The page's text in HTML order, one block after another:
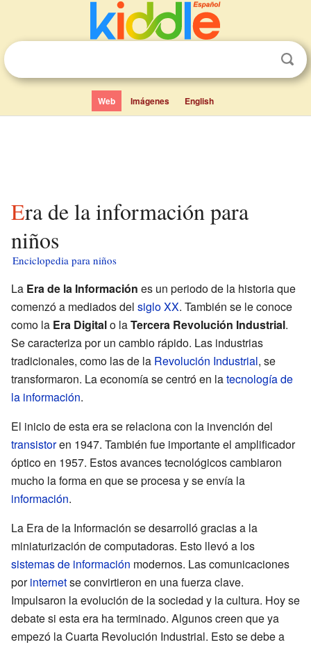
Web Imágenes English
Era de la información para
niños
Enciclopedia para niños
La Era de la Información es un periodo de la historia que
comenzó a mediados del siglo XX. También se le conoce
como la Era Digitalo laTercera Revolución Industrial.
Se caracteriza por un cambio rápido. Las industrias
tradicionales, como las de la Revolución Industrial, se
transformaron. La economía se centró en latecnología de
la información.
El inicio de esta era se relaciona con la invención del
transistoren 1947. También fue importante el amplificador
óptico en 1957. Estos avances tecnológicos cambiaron
mucho la forma en que se procesa y se envía la
información.
La Era de la Información se desarrolló gracias a la
miniaturización de computadoras. Esto llevó a los
sistemas de información modernos. Las comunicaciones
porinternetse convirtieron en una fuerza clave.
Impulsaron la evolución de la sociedad y la cultura. Hoy se
debate si esta era ha terminado. Algunos creen que ya
empezó la Cuarta Revolución Industrial. Esto se debe a